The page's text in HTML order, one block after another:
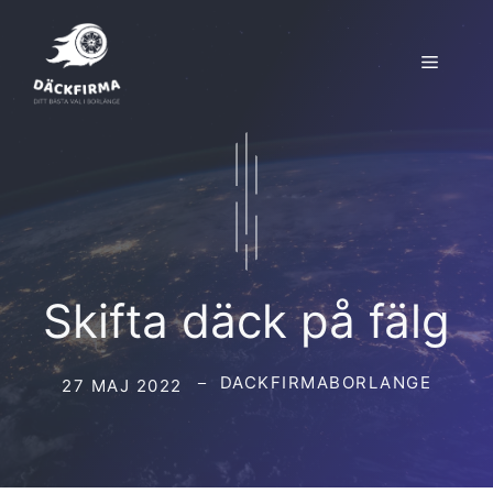
innehåll
Meny
Skifta däck på fälg
27 MAJ 2022 DACKFIRMABORLANGE